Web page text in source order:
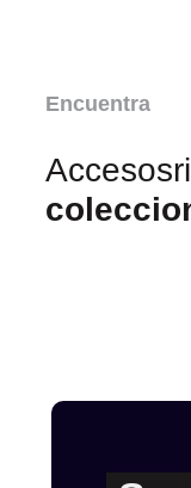
Encuentra